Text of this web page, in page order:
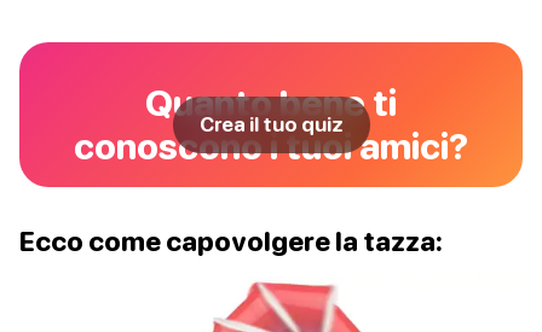
Quanto bene ti
conoscono i tuoi amici?
Crea il tuo quiz
Ecco come capovolgere la tazza: